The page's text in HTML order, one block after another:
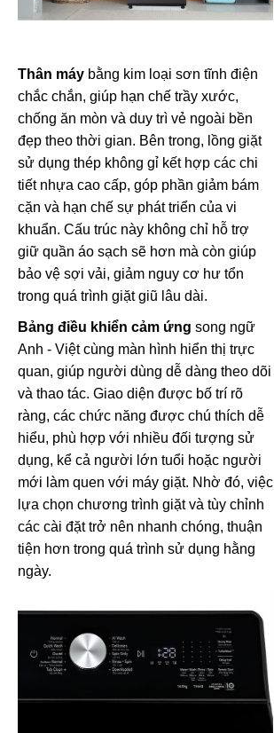
Thân máy bằng kim loại sơn tĩnh điện
chắc chắn, giúp hạn chế trầy xước,
chống ăn mòn và duy trì vẻ ngoài bền
đẹp theo thời gian. Bên trong, lồng giặt
sử dụng thép không gỉ kết hợp các chi
tiết nhựa cao cấp, góp phần giảm bám
cặn và hạn chế sự phát triển của vi
khuẩn. Cấu trúc này không chỉ hỗ trợ
giữ quần áo sạch sẽ hơn mà còn giúp
bảo vệ sợi vải, giảm nguy cơ hư tổn
trong quá trình giặt giũ lâu dài.
Bảng điều khiển cảm ứng song ngữ
Anh - Việt cùng màn hình hiển thị trực
quan, giúp người dùng dễ dàng theo dõi
và thao tác. Giao diện được bố trí rõ
ràng, các chức năng được chú thích dễ
hiểu, phù hợp với nhiều đối tượng sử
dụng, kể cả người lớn tuổi hoặc người
mới làm quen với máy giặt. Nhờ đó, việc
lựa chọn chương trình giặt và tùy chỉnh
các cài đặt trở nên nhanh chóng, thuận
tiện hơn trong quá trình sử dụng hằng
ngày.